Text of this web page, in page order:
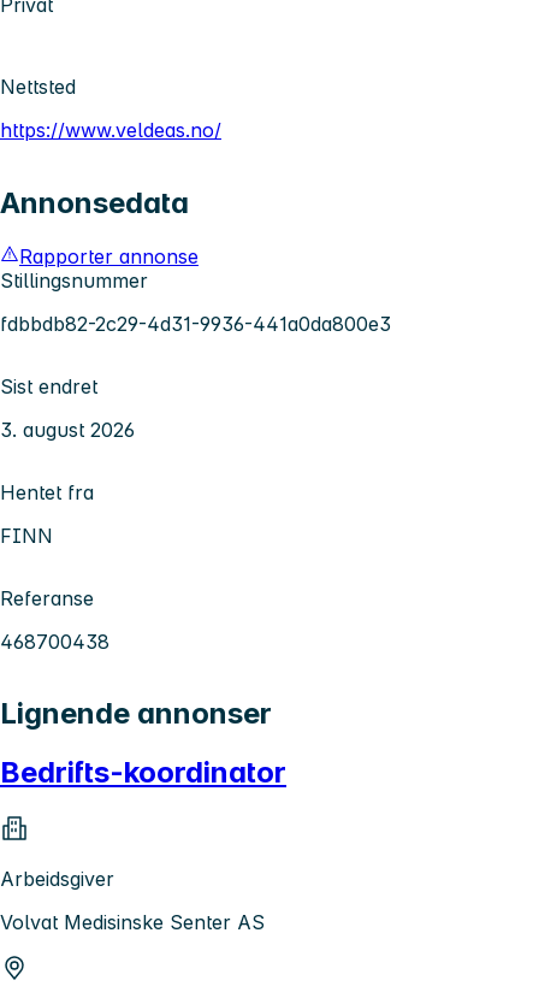
Nettsted
https://www.veldeas.no/
Annonsedata
Rapporter annonse
Stillingsnummer
fdbbdb82-2c29-4d31-9936-441a0da800e3
Sist endret
3. august 2026
Hentet fra
FINN
Referanse
468700438
Lignende annonser
Bedrifts-koordinator
Arbeidsgiver
Volvat Medisinske Senter AS